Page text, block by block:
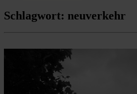
Schlagwort: neuverkehr